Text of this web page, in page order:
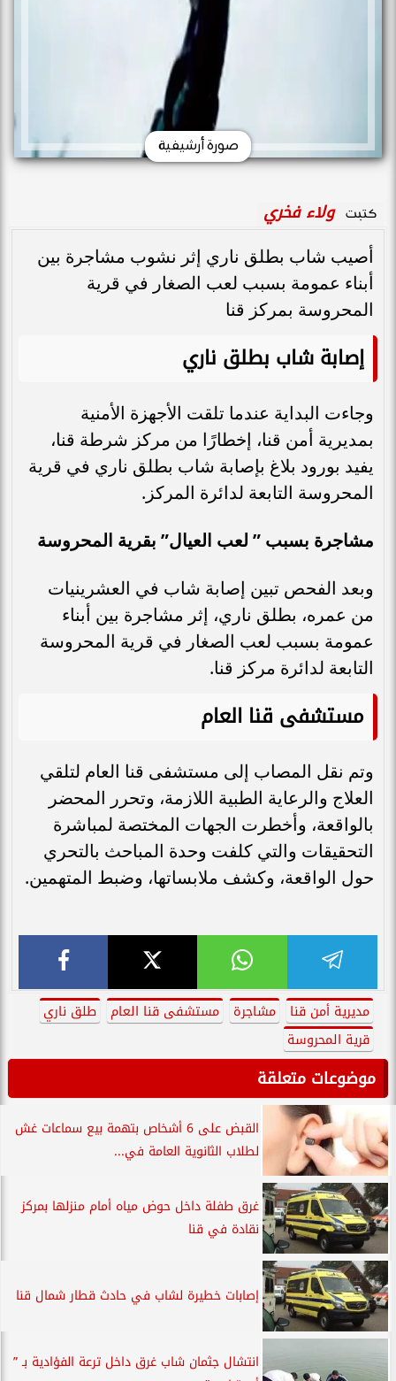
صورة أرشيفية
كتبت ولاء فخري
أصيب شاب بطلق ناري إثر نشوب مشاجرة بين
أبناء عمومة بسبب لعب الصغار في قرية
المحروسة بمركز قنا
إصابة شاب بطلق ناري
وجاءت البداية عندما تلقت الأجهزة الأمنية
بمديرية أمن قنا، إخطارًا من مركز شرطة قنا،
يفيد بورود بلاغ بإصابة شاب بطلق ناري في قرية
المحروسة التابعة لدائرة المركز.
مشاجرة بسبب ” لعب العيال” بقرية المحروسة
وبعد الفحص تبين إصابة شاب في العشرينيات
من عمره، بطلق ناري، إثر مشاجرة بين أبناء
عمومة بسبب لعب الصغار في قرية المحروسة
التابعة لدائرة مركز قنا.
مستشفى قنا العام
وتم نقل المصاب إلى مستشفى قنا العام لتلقي
العلاج والرعاية الطبية اللازمة، وتحرر المحضر
بالواقعة، وأخطرت الجهات المختصة لمباشرة
التحقيقات والتي كلفت وحدة المباحث بالتحري
حول الواقعة، وكشف ملابساتها، وضبط المتهمين.
مديرية أمن قنا مشاجرة مستشفى قنا العام
طلق ناري
قرية المحروسة
موضوعات متعلقة
القبض على 6 أشخاص بتهمة بيع سماعات غش
لطلاب الثانوية العامة في...
غرق طفلة داخل حوض مياه أمام منزلها بمركز
نقادة في قنا
إصابات خطيرة لشاب في حادث قطار شمال قنا
انتشال جثمان شاب غرق داخل ترعة الفؤادية بـ ”